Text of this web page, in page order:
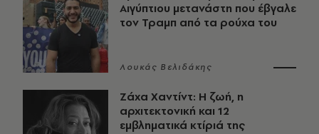
Αιγύπτιου μετανάστη που έβγαλε
τον Τραμπ από τα ρούχα του
Λουκάς Βελιδάκης
Ζάχα Χαντίντ: Η ζωή, η
αρχιτεκτονική και 12
εμβληματικά κτίριά της